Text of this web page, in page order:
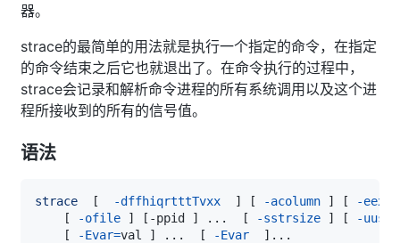
器。
strace的最简单的用法就是执行一个指定的命令，在指定
的命令结束之后它也就退出了。在命令执行的过程中，
strace会记录和解析命令进程的所有系统调用以及这个进
程所接收到的所有的信号值。
语法
strace [ -dffhiqrtttTvxx ] [ -acolumn ] [
-eexpr
[
-ofile ] [ -ppid ] .. . [ -sstrsize ] [
-
[
-Evar=val ] .. . [ -Evar ] ..